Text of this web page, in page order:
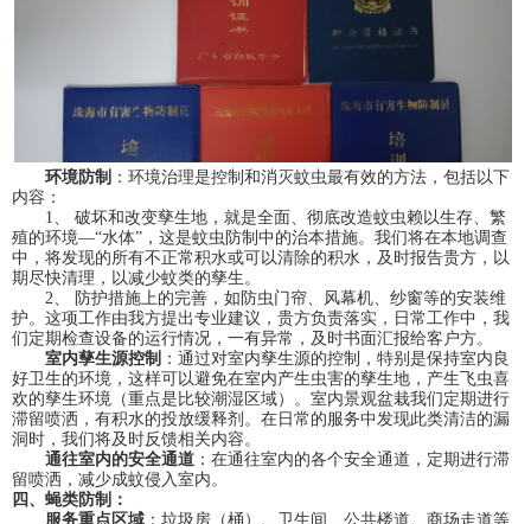
环境防制 ：环境治理是控制和消灭蚊虫最有效的方法，包括以下
内容：
1、 破坏和改变孳生地，就是全面、彻底改造蚊虫赖以生存、繁
殖的环境—“水体”，这是蚊虫防制中的治本措施。我们将在本地调查
中，将发现的所有不正常积水或可以清除的积水，及时报告贵方，以
期尽快清理，以减少蚊类的孳生。
2、 防护措施上的完善，如防虫门帘、风幕机、纱窗等的安装维
护。这项工作由我方提出专业建议，贵方负责落实，日常工作中，我
们定期检查设备的运行情况，一有异常，及时书面汇报给客户方。
室内孳生源控制 ：通过对室内孳生源的控制，特别是保持室内良
好卫生的环境，这样可以避免在室内产生虫害的孳生地，产生飞虫喜
欢的孳生环境（重点是比较潮湿区域）。室内景观盆栽我们定期进行
滞留喷洒，有积水的投放缓释剂。在日常的服务中发现此类清洁的漏
洞时，我们将及时反馈相关内容。
通往室内的安全通道 ：在通往室内的各个安全通道，定期进行滞
留喷洒，减少成蚊侵入室内。
四、蝇类防制：
服务重点区域 ：垃圾房（桶）、卫生间、公共楼道、商场走道等